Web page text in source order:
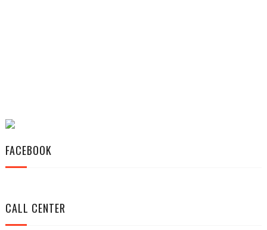
FACEBOOK
CALL CENTER